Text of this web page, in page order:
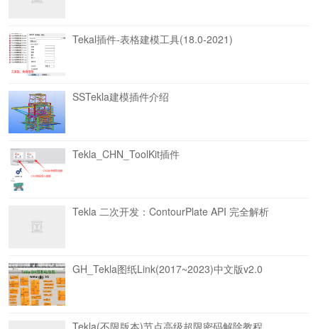
Tekal插件-表格建模工具(18.0-2021)
SSTekla建模插件介绍
Tekla_CHN_ToolKit插件
Tekla 二次开发：ContourPlate API 完全解析
GH_Tekla图纸Link(2017~2023)中文版v2.0